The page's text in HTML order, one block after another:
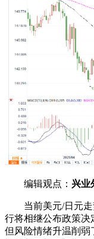
编辑观点： 兴业
当前美元/日元
行将相继公布政策决
但风险情绪升温削弱